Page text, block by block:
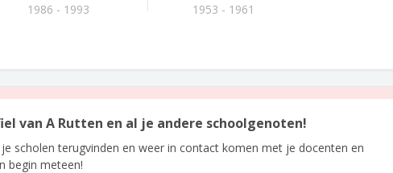
1986 - 1993
1953 - 1961
van A Rutten en al je andere schoolgenoten!
je scholen terugvinden en weer in contact komen met je docenten en
begin meteen!